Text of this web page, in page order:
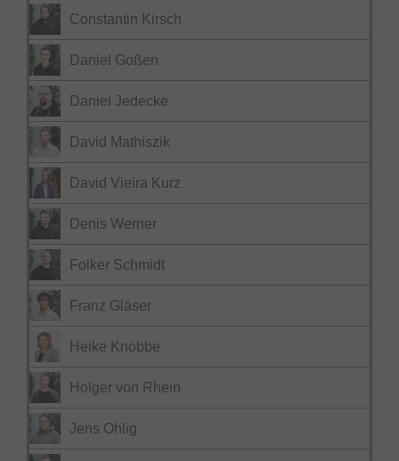
Constantin Kirsch
Daniel Goßen
Daniel Jedecke
David Mathiszik
David Vieira Kurz
Denis Werner
Folker Schmidt
Franz Gläser
Heike Knobbe
Holger von Rhein
Jens Ohlig